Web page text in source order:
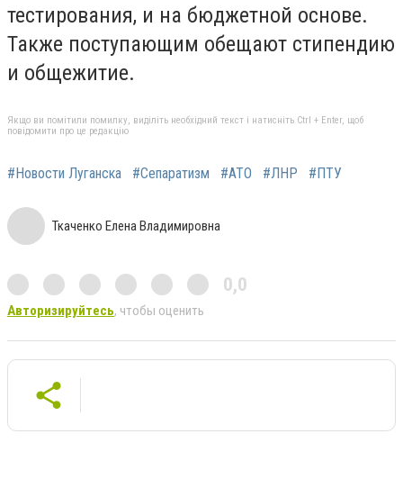
тестирования, и на бюджетной основе.
Также поступающим обещают стипендию
и общежитие.
Якщо ви помітили помилку, виділіть необхідний текст і натисніть Ctrl + Enter, щоб
повідомити про це редакцію
#Новости Луганска #Сепаратизм #АТО #ЛНР #ПТУ
Ткаченко Елена Владимировна
0,0
Авторизируйтесь, чтобы оценить